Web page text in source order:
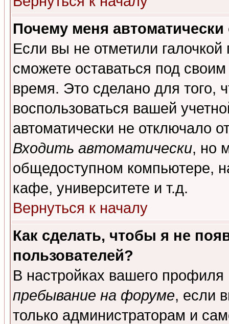
Почему меня автоматически
Если вы не отметили галочкой
сможете оставаться под
время. Это сделано для того,
воспользоваться вашей
автоматически не отключало
Входить автоматически, но
общедоступном компьютере,
кафе, университете и т.д.
Вернуться к началу
Как сделать, чтобы я не
пользователей?
В настройках вашего
пребывание на форуме, если
только администраторам и